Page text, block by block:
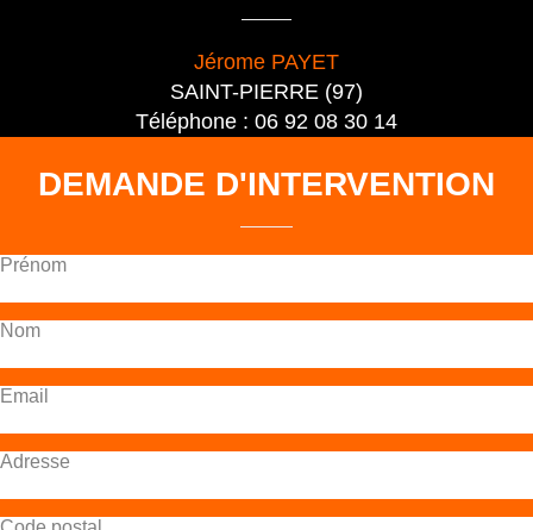
Jérome PAYET
SAINT-PIERRE (97)
Téléphone : 06 92 08 30 14
DEMANDE D'INTERVENTION
Prénom
Nom
Email
Adresse